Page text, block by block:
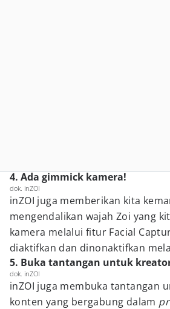
4. Ada gimmick kamera!
dok. inZOI
inZOI juga memberikan kita
mengendalikan wajah Zoi yang
kamera melalui fitur Facial
diaktifkan dan dinonaktifkan
5. Buka tantangan untuk
dok. inZOI
inZOI juga membuka tantangan
konten yang bergabung dalam